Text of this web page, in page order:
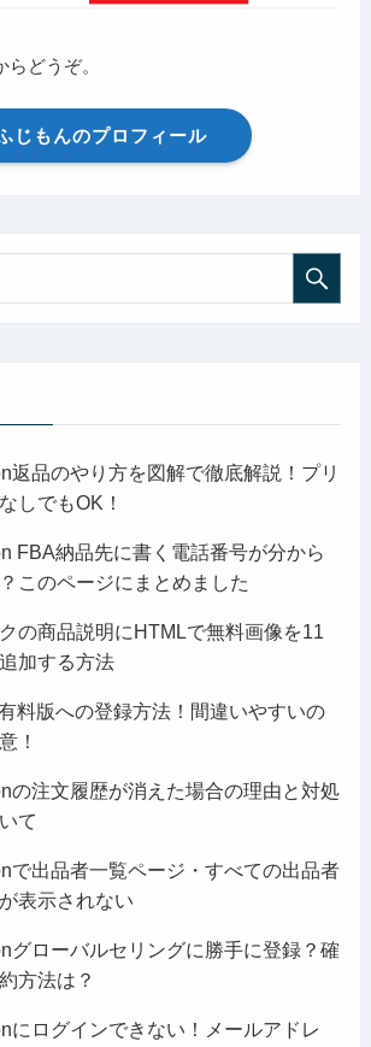
どうぞ。
じもんのプロフィール
返品のやり方を図解で徹底解説！プリ
しでもOK！
FBA納品先に書く電話番号が分から
このページにまとめました
の商品説明にHTMLで無料画像を11
加する方法
料版への登録方法！間違いやすいの
！
の注文履歴が消えた場合の理由と対処
て
で出品者一覧ページ・すべての出品者
表示されない
グローバルセリングに勝手に登録？確
方法は？
にログインできない！メールアドレ